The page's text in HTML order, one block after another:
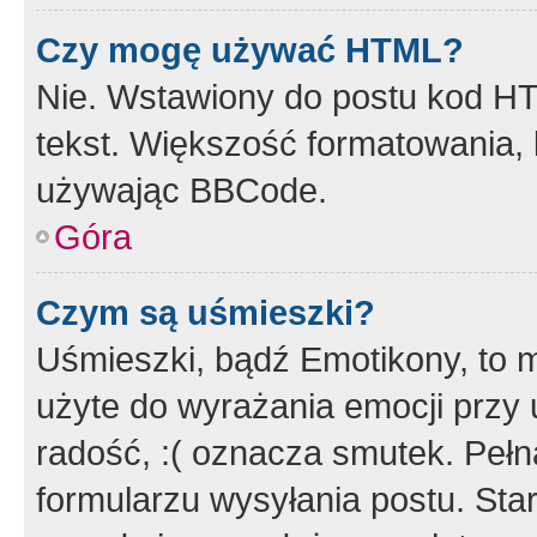
Czy mogę używać HTML?
Nie. Wstawiony do postu kod
tekst. Większość
używając BBCode.
Góra
Czym są uśmieszki?
Uśmieszki, bądź Emotikony, to
użyte do wyrażania emocji
radość, :( oznacza smutek.
formularzu wysyłania postu.